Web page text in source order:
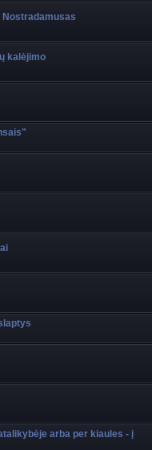
Nostradamusas
kalėjimo
arba per kiaules - į